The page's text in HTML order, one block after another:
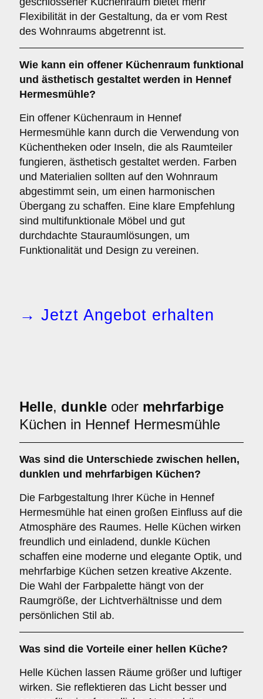
Flexibilität in der Gestaltung, da er vom Rest
des Wohnraums abgetrennt ist.
Wie kann ein offener Küchenraum funktional
und ästhetisch gestaltet werden in Hennef
Hermesmühle?
Ein offener Küchenraum in Hennef
Hermesmühle kann durch die Verwendung von
Küchentheken oder Inseln, die als Raumteiler
fungieren, ästhetisch gestaltet werden. Farben
und Materialien sollten auf den Wohnraum
abgestimmt sein, um einen harmonischen
Übergang zu schaffen. Eine klare Empfehlung
sind multifunktionale Möbel und gut
durchdachte Stauraumlösungen, um
Funktionalität und Design zu vereinen.
→ Jetzt Angebot erhalten
Helle, dunkle oder mehrfarbige
Küchen in Hennef Hermesmühle
Was sind die Unterschiede zwischen hellen,
dunklen und mehrfarbigen Küchen?
Die Farbgestaltung Ihrer Küche in Hennef
Hermesmühle hat einen großen Einfluss auf die
Atmosphäre des Raumes. Helle Küchen wirken
freundlich und einladend, dunkle Küchen
schaffen eine moderne und elegante Optik, und
mehrfarbige Küchen setzen kreative Akzente.
Die Wahl der Farbpalette hängt von der
Raumgröße, der Lichtverhältnisse und dem
persönlichen Stil ab.
Was sind die Vorteile einer hellen Küche?
Helle Küchen lassen Räume größer und luftiger
wirken. Sie reflektieren das Licht besser und